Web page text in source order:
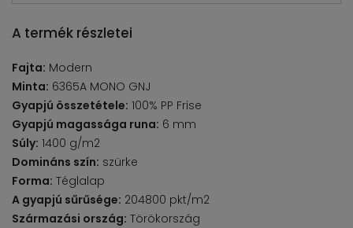
A termék részletei
Fajta: Modern
Minta: 6365A MONO GNJ
Gyapjú összetétele: 100% PP Frise
Gyapjú magassága runa: 6 mm
Súly: 1400 g/m2
Domináns szín: szürke
Forma: Téglalap
A gyapjú sűrűsége: 204800 pkt/m2
Származási ország: Törökország